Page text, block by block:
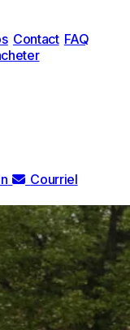
Contact FAQ
Courriel